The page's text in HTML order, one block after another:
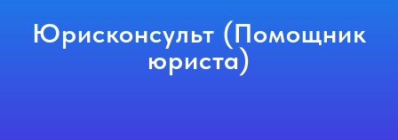
Юрисконсульт (Помощник
юриста)